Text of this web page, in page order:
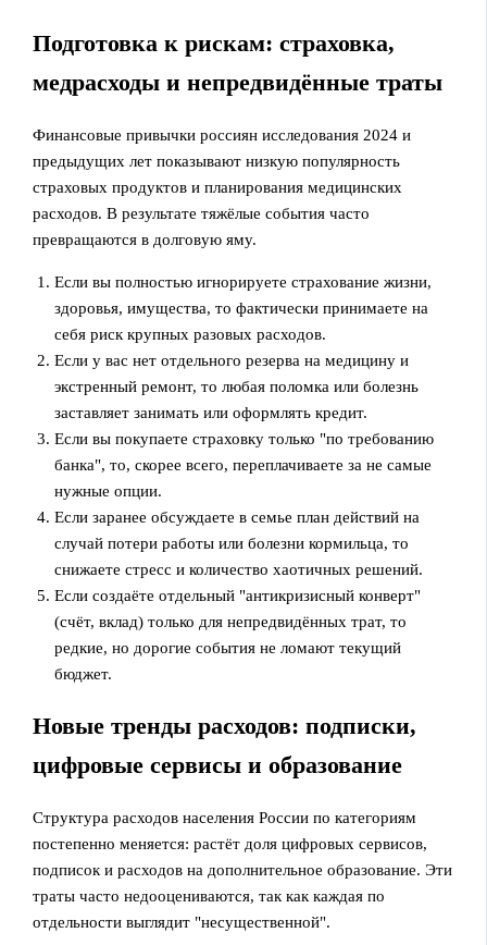
Подготовка к рискам: страховка,
медрасходы и непредвидённые траты
Финансовые привычки россиян исследования 2024 и
предыдущих лет показывают низкую популярность
страховых продуктов и планирования медицинских
расходов. В результате тяжёлые события часто
превращаются в долговую яму.
Если вы полностью игнорируете страхование жизни,
здоровья, имущества, то фактически принимаете на
себя риск крупных разовых расходов.
Если у вас нет отдельного резерва на медицину и
экстренный ремонт, то любая поломка или болезнь
заставляет занимать или оформлять кредит.
Если вы покупаете страховку только "по требованию
банка", то, скорее всего, переплачиваете за не самые
нужные опции.
Если заранее обсуждаете в семье план действий на
случай потери работы или болезни кормильца, то
снижаете стресс и количество хаотичных решений.
Если создаёте отдельный "антикризисный конверт"
(счёт, вклад) только для непредвидённых трат, то
редкие, но дорогие события не ломают текущий
бюджет.
Новые тренды расходов: подписки,
цифровые сервисы и образование
Структура расходов населения России по категориям
постепенно меняется: растёт доля цифровых сервисов,
подписок и расходов на дополнительное образование. Эти
траты часто недооцениваются, так как каждая по
отдельности выглядит "несущественной".